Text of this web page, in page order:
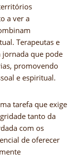
a ver a
Terapeutas e
jornada que pode
promovendo
e espiritual.
tarefa que exige
tanto da
com os
de oferecer